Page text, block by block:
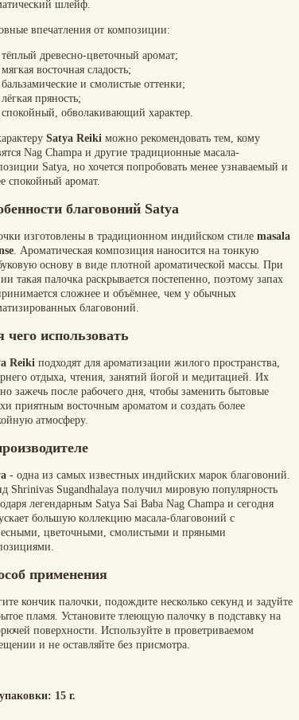
шлейф.
впечатления от композиции:
тёплый древесно-цветочный аромат;
мягкая восточная сладость;
бальзамические и смолистые оттенки;
лёгкая пряность;
спокойный, обволакивающий характер.
Satya Reiki можно рекомендовать тем, кому
Nag Champa и другие традиционные масала-
Satya, но хочется попробовать менее узнаваемый и
спокойный аромат.
благовоний Satya
изготовлены в традиционном индийском стиле masala
. Ароматическая композиция наносится на тонкую
основу в виде плотной ароматической массы. При
такая палочка раскрывается постепенно, поэтому запах
сложнее и объёмнее, чем у обычных
благовоний.
чего использовать
Reiki подходят для ароматизации жилого пространства,
отдыха, чтения, занятий йогой и медитацией. Их
зажечь после рабочего дня, чтобы заменить бытовые
приятным восточным ароматом и создать более
атмосферу.
- одна из самых известных индийских марок благовоний.
Shrinivas Sugandhalaya получил мировую популярность
легендарным Satya Sai Baba Nag Champa и сегодня
большую коллекцию масала-благовоний с
цветочными, смолистыми и пряными
применения
кончик палочки, подождите несколько секунд и задуйте
пламя. Установите тлеющую палочку в подставку на
поверхности. Используйте в проветриваемом
и не оставляйте без присмотра.
15 г.